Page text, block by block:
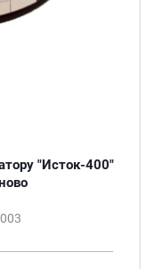
"Исток-400"